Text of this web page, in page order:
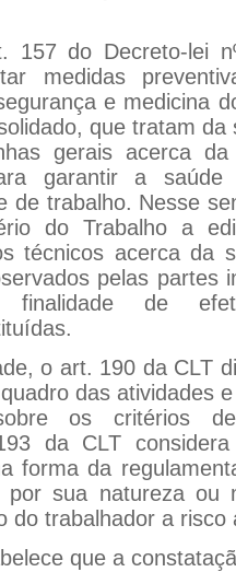
157 do Decreto-lei
medidas
e medicina
que tratam da
gerais acerca da
garantir a
de trabalho. Nesse
do Trabalho a
técnicos acerca da
pelas partes
de
o art. 190 da CLT
das atividades
os critérios
da CLT
forma da
por sua natureza ou
do trabalhador a risco
que a